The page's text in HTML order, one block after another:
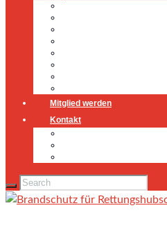
Mitglied werden
Kontakt